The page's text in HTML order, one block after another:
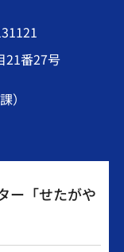
21番27号
）
ー「せたがや